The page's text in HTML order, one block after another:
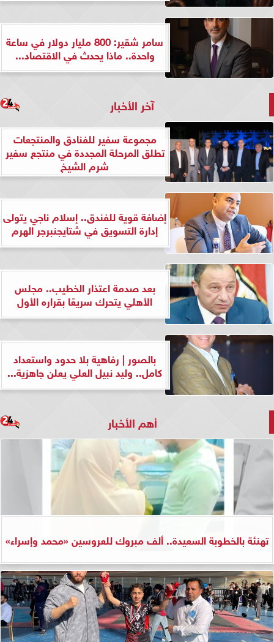
سامر شقير: 800 مليار دولار في ساعة
واحدة.. ماذا يحدث في الاقتصاد...
آخر الأخبار
مجموعة سفير للفنادق والمنتجعات
تطلق المرحلة المجددة في منتجع سفير
شرم الشيخ
إضافة قوية للفندق.. إسلام ناجي يتولى
إدارة التسويق في شتايجنبرجر الهرم
بعد صدمة اعتذار الخطيب.. مجلس
الأهلي يتحرك سريعًا بقراره الأول
بالصور | رفاهية بلا حدود واستعداد
كامل.. وليد نبيل العلي يعلن جاهزية...
أهم الأخبار
تهنئة بالخطوبة السعيدة.. ألف مبروك للعروسين «محمد وإسراء»